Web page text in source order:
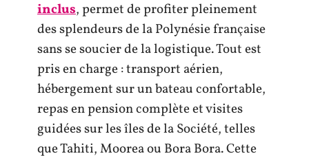
inclus, permet de profiter pleinement
des splendeurs de la Polynésie française
sans se soucier de la logistique. Tout est
pris en charge : transport aérien,
hébergement sur un bateau confortable,
repas en pension complète et visites
guidées sur les îles de la Société, telles
que Tahiti, Moorea ou Bora Bora. Cette